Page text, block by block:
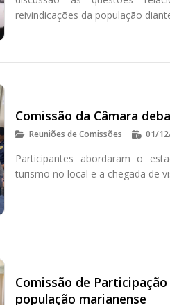
reivindicações da população
Comissão da Câmara
Reuniões de Comissões 01/
Participantes abordaram o
turismo no local e a chegada de
Comissão de
população marianense